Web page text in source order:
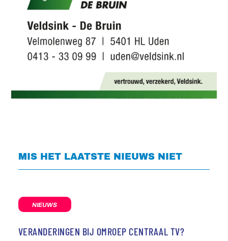
MIS HET LAATSTE NIEUWS NIET
NIEUWS
VERANDERINGEN BIJ OMROEP CENTRAAL TV?